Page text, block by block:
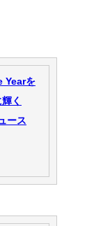
Yearを
く
ース